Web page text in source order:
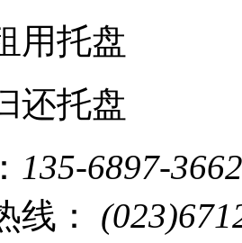
用托盘
还托盘
135-6897-3662
线：